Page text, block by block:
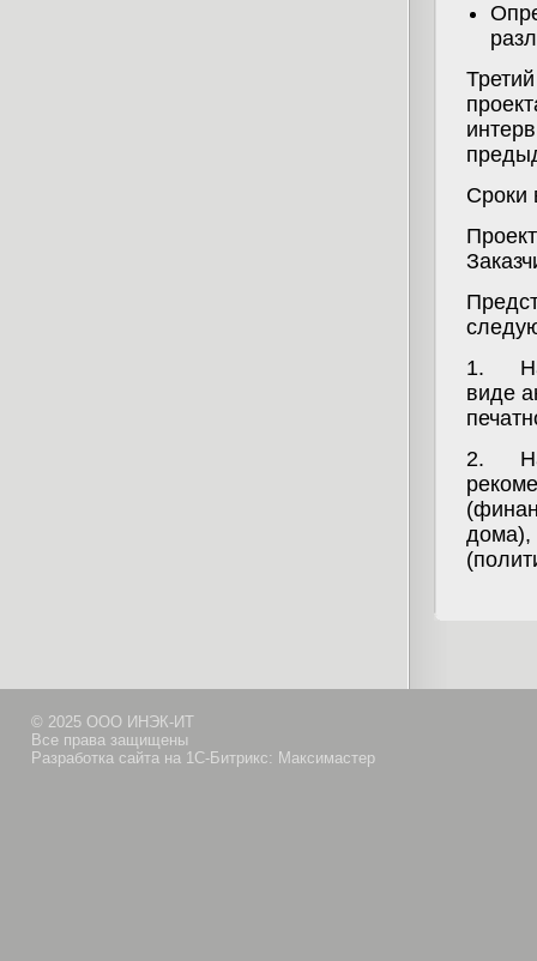
Сроки
1.
виде
2.
дома),
© 2025 ООО ИНЭК-ИТ
Все права защищены
Разработка сайта на 1С-Битрикс: Максимастер